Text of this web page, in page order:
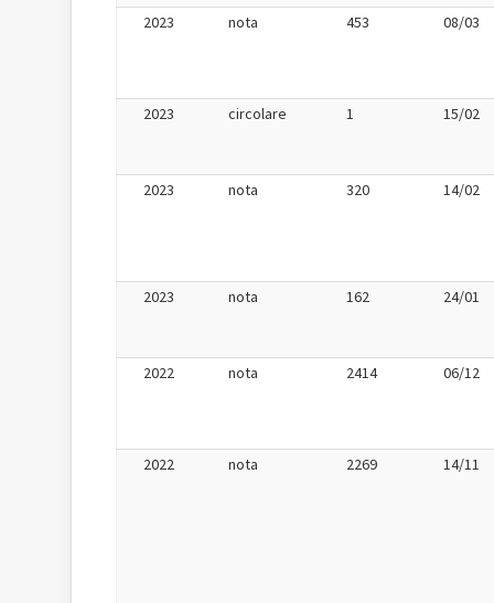
2023 nota 453 08/03
2023 circolare 1 15/02
2023 nota 320 14/02
2023 nota 162 24/01
2022 nota 2414 06/12
2022 nota 2269 14/11